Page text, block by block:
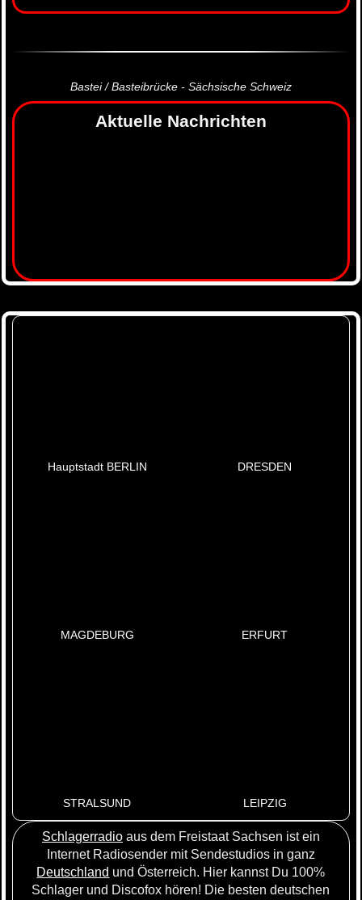
Bastei / Basteibrücke - Sächsische Schweiz
Aktuelle Nachrichten
Hauptstadt BERLIN DRESDEN
MAGDEBURG ERFURT
STRALSUND LEIPZIG
Schlagerradioaus dem Freistaat Sachsen ist ein
Internet Radiosender mit Sendestudios in ganz
Deutschland und Österreich. Hier kannst Du 100%
Schlager und Discofox hören! Die besten deutschen